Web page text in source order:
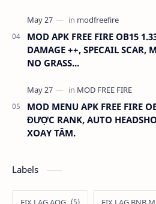
MOD APK FREE FIRE OB15
DAMAGE ++, SPECAIL SCAR,
NO GRASS...
MOD MENU APK FREE FIRE
ĐƯỢC RANK, AUTO
XOAY TÂM.
Labels